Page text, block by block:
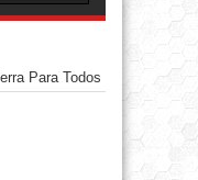
Para Todos